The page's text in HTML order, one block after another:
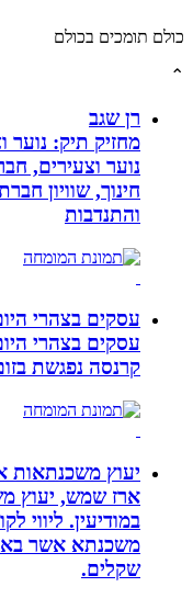
בכולם
רן שגב
מחזיק תיק: נוער
נוער וצעירים, חבר
חינוך, שוויון חברתי,
והתנדבות
עסקים בצהרי היום
עסקים בצהרי היום -
קרנסה נפגשת בזום בימי
יעוץ משכנתאות ארז
ארז שמש, יעוץ
במודיעין. ליווי
משכנתא אשר
שקלים.